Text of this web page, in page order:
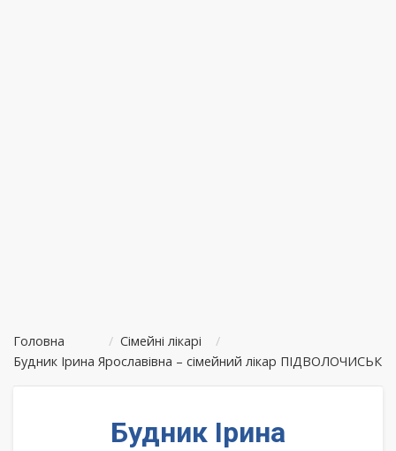
Головна / Сімейні лікарі
/
Будник Ірина Ярославівна – сімейний лікар ПІДВОЛОЧИСЬК
Будник Ірина